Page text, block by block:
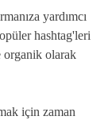
yardımcı
hashtag'leri
organik olarak
için zaman